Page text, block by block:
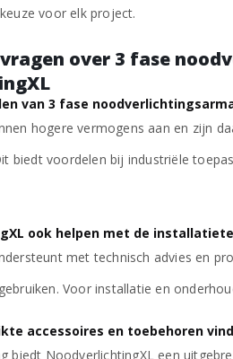
voor elk project.
over 3 fase
van 3 fase
hogere vermogens aan en zijn
biedt voordelen bij industriële
ook helpen met de
met technisch advies en
Voor installatie en
accessoires en toebehoren
biedt NoodverlichtingXL een
€46,88 excl. BTW
€46,88 excl. BTW